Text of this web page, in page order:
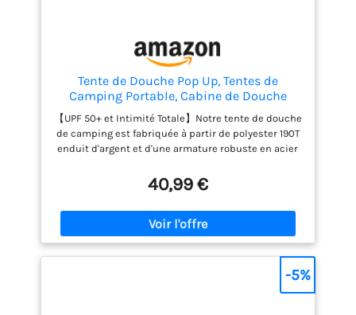
une solution satisfaisante dans les 12
Tente de Douche Pop Up, Tentes de
Camping Portable, Cabine de Douche
Camping Anti-UV et Pluie, Tente de Toilette
pour Randonnée en Plein Air, Plage, Pique-
Nique et Pêche (Bleu ciel, 120 x 120 x
190CM)
【UPF 50+ et Intimité Totale】Notre tente de douche
de camping est fabriquée à partir de polyester 190T
enduit d'argent et d'une armature robuste en acier
durables. Le revêtement argenté est conçu pour
réfléchir la lumière du soleil et bloquer jusqu'à 98 %
des rayons UV nocifs. Grâce au revêtement UV
argenté, vous ne verrez aucune silhouette à travers
cette tente et les personnes à l'extérieur ne
pourront pas non plus voir à travers. 【Conception
de Pop-up】Cette armature de tente portable est
fabriquée en fil d'acier 65 hautement élastique et
40,99 €
-5%